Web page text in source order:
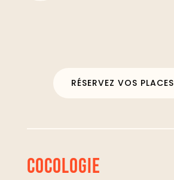
RÉSERVEZ VOS PLACES
COCOLOGIE